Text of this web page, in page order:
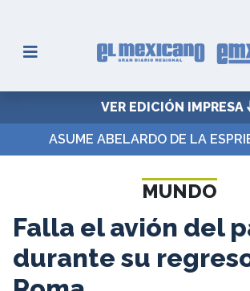
VER EDICIÓN IMPRESA
ASUME ABELARDO DE LA
MUNDO
Falla el avión del
durante su